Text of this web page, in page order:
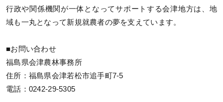
行政や関係機関が一体となってサポートする会津地方は、地
域も一丸となって新規就農者の夢を支えています。
■お問い合わせ
福島県会津農林事務所
住所：福島県会津若松市追手町7-5
電話：0242-29-5305